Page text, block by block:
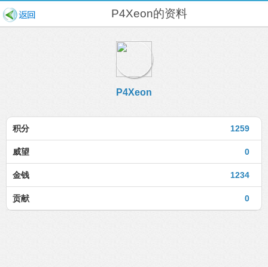
P4Xeon的资料
P4Xeon
1259
积分
0
威望
1234
金钱
0
贡献